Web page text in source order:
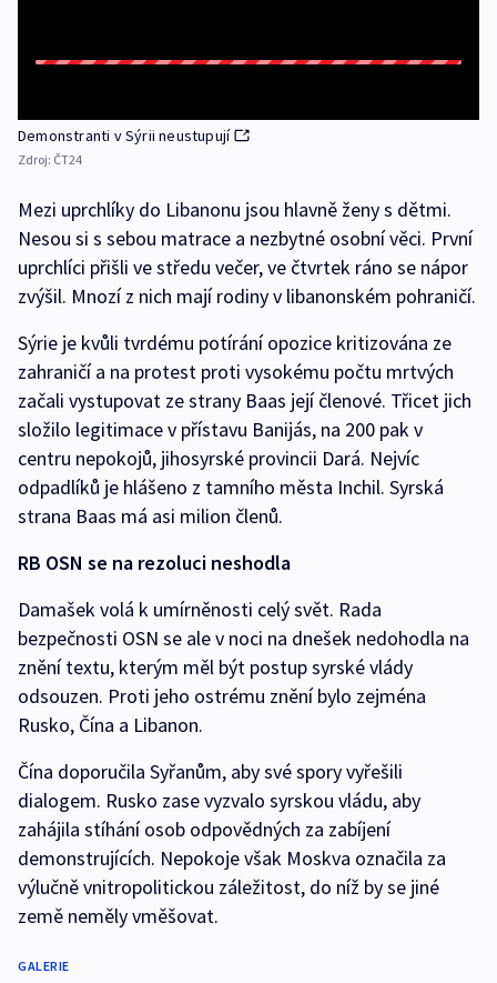
Demonstranti v Sýrii neustupují
Zdroj: ČT24
Mezi uprchlíky do Libanonu jsou hlavně ženy s dětmi.
Nesou si s sebou matrace a nezbytné osobní věci. První
uprchlíci přišli ve středu večer, ve čtvrtek ráno se nápor
zvýšil. Mnozí z nich mají rodiny v libanonském pohraničí.
Sýrie je kvůli tvrdému potírání opozice kritizována ze
zahraničí a na protest proti vysokému počtu mrtvých
začali vystupovat ze strany Baas její členové. Třicet jich
složilo legitimace v přístavu Banijás, na 200 pak v
centru nepokojů, jihosyrské provincii Dará. Nejvíc
odpadlíků je hlášeno z tamního města Inchil. Syrská
strana Baas má asi milion členů.
RB OSN se na rezoluci neshodla
Damašek volá k umírněnosti celý svět. Rada
bezpečnosti OSN se ale v noci na dnešek nedohodla na
znění textu, kterým měl být postup syrské vlády
odsouzen. Proti jeho ostrému znění bylo zejména
Rusko, Čína a Libanon.
Čína doporučila Syřanům, aby své spory vyřešili
dialogem. Rusko zase vyzvalo syrskou vládu, aby
zahájila stíhání osob odpovědných za zabíjení
demonstrujících. Nepokoje však Moskva označila za
výlučně vnitropolitickou záležitost, do níž by se jiné
země neměly vměšovat.
GALERIE